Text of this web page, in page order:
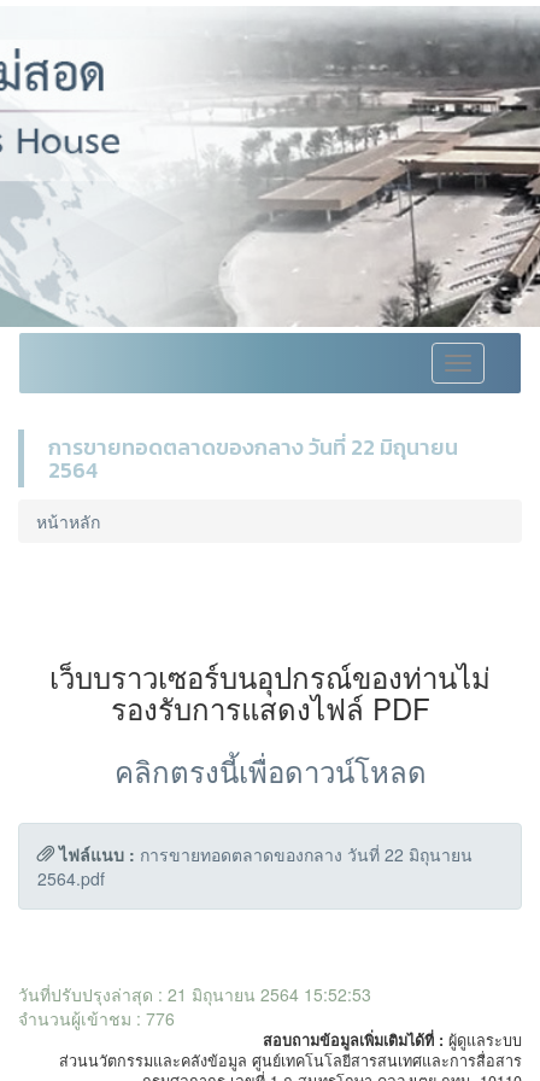
Toggle
navigation
การขายทอดตลาดของกลาง วันที่ 22 มิถุนายน
2564
หน้าหลัก
เว็บบราวเซอร์บนอุปกรณ์ของท่านไม่
รองรับการแสดงไฟล์ PDF
คลิกตรงนี้เพื่อดาวน์โหลด
ไฟล์แนบ : การขายทอดตลาดของกลาง วันที่ 22 มิถุนายน
2564.pdf
วันที่ปรับปรุงล่าสุด : 21 มิถุนายน 2564 15:52:53
จำนวนผู้เข้าชม : 776
สอบถามข้อมูลเพิ่มเติมได้ที่ : ผู้ดูแลระบบ
ส่วนนวัตกรรมและคลังข้อมูล ศูนย์เทคโนโลยีสารสนเทศและการสื่อสาร